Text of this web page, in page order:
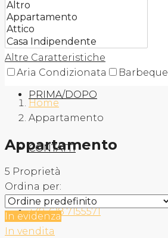
AGENZIA
PRIMA/DOPO
CONTATTI
+39 328 7155571
Altre Caratteristiche
Aria Condizionata
Barbeque
Home
Appartamento
Appartamento
5 Proprietà
Ordina per:
In evidenza
In vendita